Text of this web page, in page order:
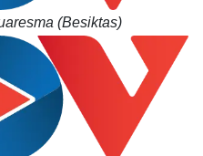
(Besiktas)